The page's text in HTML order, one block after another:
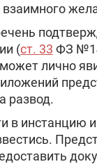
взаимного
(ст. 33 ФЗ
лично
развод.
в инстанцию